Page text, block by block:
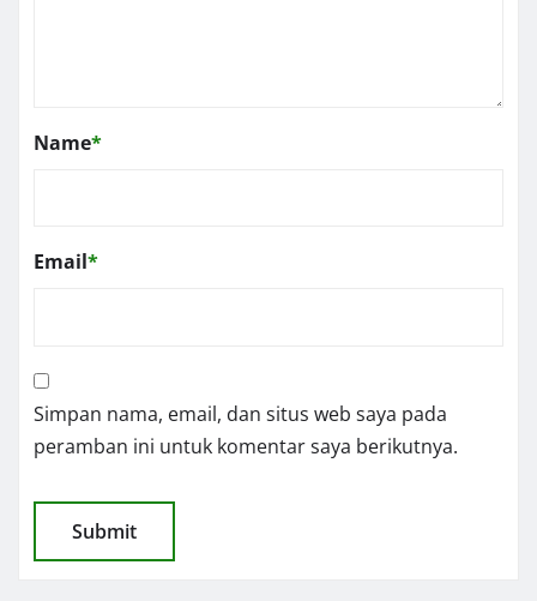
Name*
Email*
Simpan nama, email, dan situs web saya pada
peramban ini untuk komentar saya berikutnya.